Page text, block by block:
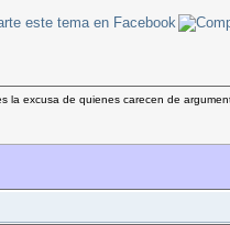
la excusa de quienes carecen de